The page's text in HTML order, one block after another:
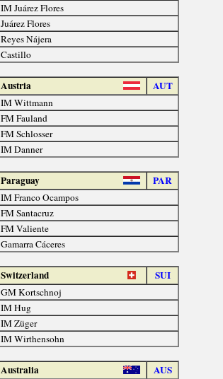
IM Juárez Flores
Juárez Flores
Reyes Nájera
Castillo
Austria AUT
IM Wittmann
FM Fauland
FM Schlosser
IM Danner
Paraguay PAR
IM Franco Ocampos
FM Santacruz
FM Valiente
Gamarra Cáceres
Switzerland SUI
GM Kortschnoj
IM Hug
IM Züger
IM Wirthensohn
Australia AUS